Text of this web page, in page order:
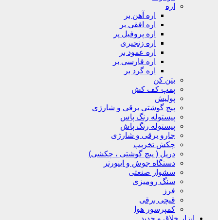
اره
اره آهن بر
اره افقی بر
اره پروفیل پر
اره زنجیری
اره عمود بر
اره فارسی بر
اره گرد بر
بتن کن
پمپ کف کش
پولیش
پیچ گوشتی برقی و شارژی
پیستوله رنگ پاس
پیستوله رنگ پاش
جارو برقی و شارژی
چکش تخریب
دریل ( پیچ گوشتی ، چکشی)
دستگاه جوش و اینورتر
سشوار صنعتی
سنگ رومیزی
فرز
قیچی برقی
کمپرسور هوا